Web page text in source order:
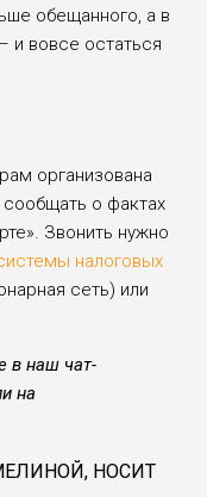
обещанного, а в
и вовсе остаться
организована
сообщать о фактах
Звонить нужно
налоговых
сеть) или
в наш чат-
на
НОСИТ